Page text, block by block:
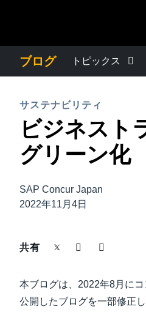
United
France
ブログ トピックス
プレスリリース
電子帳簿保存法・インボイス制度
経理・総務の豆知識
中堅・中小企業
サステナビリティ
ビジネスト
グリーン化
SAP Concur Japan
2022年11月4日
共有
本ブログは、2022年8月に
公開したブログを一部修正し